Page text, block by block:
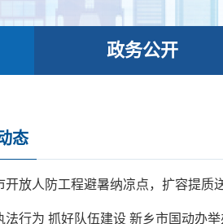
政务公开
态
开放人防工程避暑纳凉点，扩容提质
法行为 抓好队伍建设 新乡市国动办举